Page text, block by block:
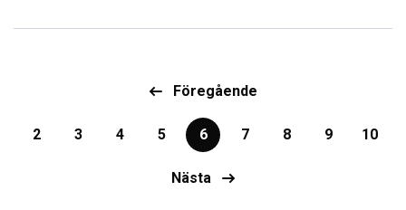
Föregående
2 3 4 5 6 7 8 9 10
Nästa